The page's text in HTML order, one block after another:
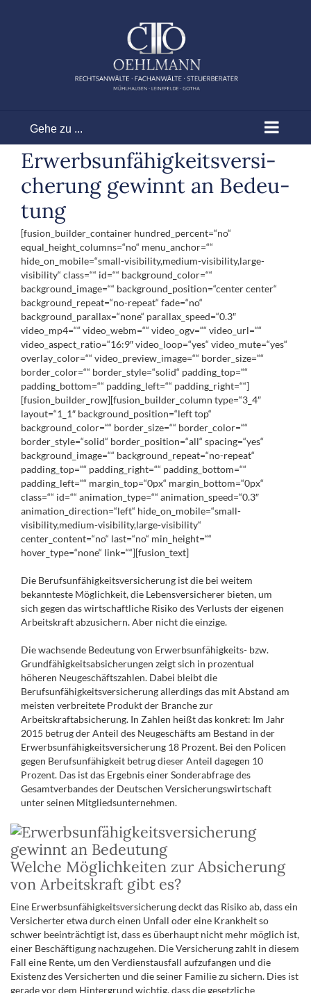
Gehe zu ...
Erwerbs­un­fä­hig­keits­ver­si­
che­rung gewinnt an Bedeu­
tung
[fusion_builder_container hundred_percent=“no“
equal_height_columns=“no“ menu_anchor=““
hide_on_mobile=“small-visibility,medium-visibility,large-
visibility“ class=““ id=““ background_color=““
background_image=““ background_position=“center center“
background_repeat=“no-repeat“ fade=“no“
background_parallax=“none“ parallax_speed=“0.3″
video_mp4=““ video_webm=““ video_ogv=““ video_url=““
video_aspect_ratio=“16:9″ video_loop=“yes“ video_mute=“yes“
overlay_color=““ video_preview_image=““ border_size=““
border_color=““ border_style=“solid“ padding_top=““
padding_bottom=““ padding_left=““ padding_right=““]
[fusion_builder_row][fusion_builder_column type=“3_4″
layout=“1_1″ background_position=“left top“
background_color=““ border_size=““ border_color=““
border_style=“solid“ border_position=“all“ spacing=“yes“
background_image=““ background_repeat=“no-repeat“
padding_top=““ padding_right=““ padding_bottom=““
padding_left=““ margin_top=“0px“ margin_bottom=“0px“
class=““ id=““ animation_type=““ animation_speed=“0.3″
animation_direction=“left“ hide_on_mobile=“small-
visibility,medium-visibility,large-visibility“
center_content=“no“ last=“no“ min_height=““
hover_type=“none“ link=““][fusion_text]
Die Berufsunfähigkeitsversicherung ist die bei weitem
bekannteste Möglichkeit, die Lebensversicherer bieten, um
sich gegen das wirtschaftliche Risiko des Verlusts der eigenen
Arbeitskraft abzusichern. Aber nicht die einzige.
Die wachsende Bedeutung von Erwerbsunfähigkeits- bzw.
Grundfähigkeitsabsicherungen zeigt sich in prozentual
höheren Neugeschäftszahlen. Dabei bleibt die
Berufsunfähigkeitsversicherung allerdings das mit Abstand am
meisten verbreitete Produkt der Branche zur
Arbeitskraftabsicherung. In Zahlen heißt das konkret: Im Jahr
2015 betrug der Anteil des Neugeschäfts am Bestand in der
Erwerbsunfähigkeitsversicherung 18 Prozent. Bei den Policen
gegen Berufsunfähigkeit betrug dieser Anteil dagegen 10
Prozent. Das ist das Ergebnis einer Sonderabfrage des
Gesamtverbandes der Deutschen Versicherungswirtschaft
unter seinen Mitgliedsunternehmen.
Welche Möglichkeiten zur Absicherung
von Arbeitskraft gibt es?
Eine Erwerbsunfähigkeitsversicherung deckt das Risiko ab, dass ein
Versicherter etwa durch einen Unfall oder eine Krankheit so
schwer beeinträchtigt ist, dass es überhaupt nicht mehr möglich ist,
einer Beschäftigung nachzugehen. Die Versicherung zahlt in diesem
Fall eine Rente, um den Verdienstausfall aufzufangen und die
Existenz des Versicherten und die seiner Familie zu sichern. Dies ist
gerade vor dem Hintergrund wichtig, dass die gesetzliche